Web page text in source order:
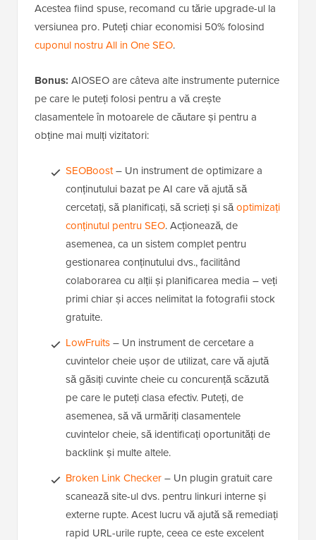
Acestea fiind spuse, recomand cu tărie upgrade-ul la
versiunea pro. Puteți chiar economisi 50% folosind
cuponul nostru All in One SEO.
Bonus: AIOSEO are câteva alte instrumente puternice
pe care le puteți folosi pentru a vă crește
clasamentele în motoarele de căutare și pentru a
obține mai mulți vizitatori:
SEOBoost– Un instrument de optimizare a
conținutului bazat pe AI care vă ajută să
cercetați, să planificați, să scrieți și săoptimizați
conținutul pentru SEO. Acționează, de
asemenea, ca un sistem complet pentru
gestionarea conținutului dvs., facilitând
colaborarea cu alții și planificarea media – veți
primi chiar și acces nelimitat la fotografii stock
gratuite.
LowFruits– Un instrument de cercetare a
cuvintelor cheie ușor de utilizat, care vă ajută
să găsiți cuvinte cheie cu concurență scăzută
pe care le puteți clasa efectiv. Puteți, de
asemenea, să vă urmăriți clasamentele
cuvintelor cheie, să identificați oportunități de
backlink și multe altele.
Broken Link Checker– Un plugin gratuit care
scanează site-ul dvs. pentru linkuri interne și
externe rupte. Acest lucru vă ajută să remediați
rapid URL-urile rupte, ceea ce este excelent